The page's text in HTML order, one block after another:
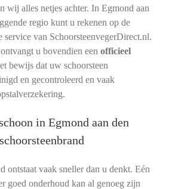
wij alles netjes achter. In Egmond aan
regio kunt u rekenen op de
service van SchoorsteenvegerDirect.nl.
u bovendien een officieel
bewijs dat uw schoorsteen
en gecontroleerd en vaak
in Egmond aan den
ontstaat vaak sneller dan u denkt. Eén
goed onderhoud kan al genoeg zijn